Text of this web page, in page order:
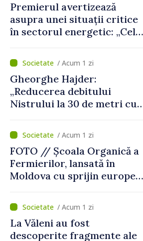
Premierul avertizează
asupra unei situații critice
în sectorul energetic: „Cel
putea cumpăra nici curent
de avarie”/ Acum 1 zi
Gheorghe Hajder:
„Reducerea debitului
Nistrului la 30 de metri
„catastrofă naturală”
/ Acum 1 zi
FOTO // Școala Organică a
Fermierilor, lansată în
Moldova cu sprijin european
agriculturii durabile
/ Acum 1 zi
La Văleni au fost
descoperite fragmente ale